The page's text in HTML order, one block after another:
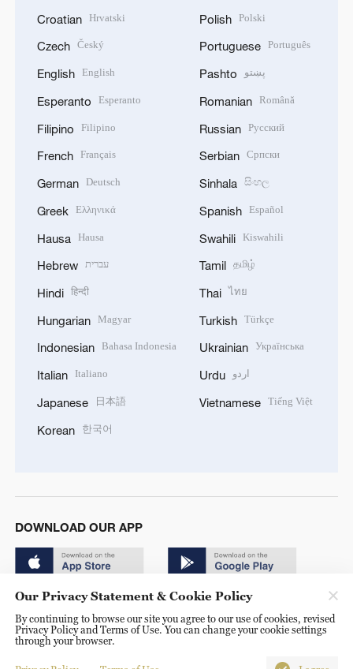
Croatian Hrvatski
Czech Český
English English
Esperanto Esperanto
Filipino Filipino
French Français
German Deutsch
Greek Ελληνικά
Hausa Hausa
Hebrew עברית
Hindi हिन्दी
Hungarian Magyar
Indonesian Bahasa Indonesia
Italian Italiano
Japanese 日本語
Korean 한국어
Polish Polski
Portuguese Português
Pashto پښتو
Romanian Română
Russian Русский
Serbian Српски
Sinhala සිංහල
Spanish Español
Swahili Kiswahili
Tamil தமிழ்
Thai ไทย
Turkish Türkçe
Ukrainian Українська
Urdu اردو
Vietnamese Tiếng Việt
DOWNLOAD OUR APP
© China Radio International.CRI. All Rights Reserved. 16A
Shijingshan Road, Beijing, China. 100040
Our Privacy Statement & Cookie Policy
By continuing to browse our site you agree to our use of cookies, revised
Privacy Policy and Terms of Use. You can change your cookie settings
through your browser.